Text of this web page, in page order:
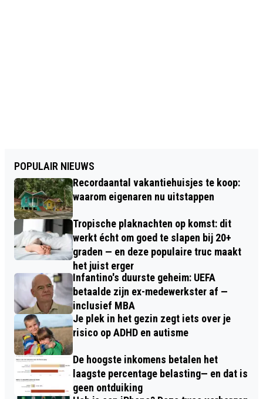
POPULAIR NIEUWS
Recordaantal vakantiehuisjes te koop:
waarom eigenaren nu uitstappen
Tropische plaknachten op komst: dit
werkt écht om goed te slapen bij 20+
graden — en deze populaire truc maakt
het juist erger
Infantino's duurste geheim: UEFA
betaalde zijn ex-medewerkster af —
inclusief MBA
Je plek in het gezin zegt iets over je
risico op ADHD en autisme
De hoogste inkomens betalen het
laagste percentage belasting— en dat is
geen ontduiking